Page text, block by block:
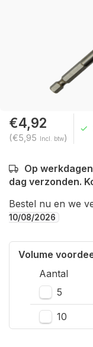
€4,92
(€5,95 Incl. btw)
Op
dag verzonden.
Bestel nu en we
10/08/2026
Volume
Aantal
5
10